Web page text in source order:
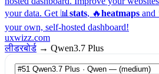
your data. Get 📊 stats, 🔥heatmaps and
your own, self-hosted dashboard!
uxwizz.com
लीडरबोर्ड → Qwen3.7 Plus